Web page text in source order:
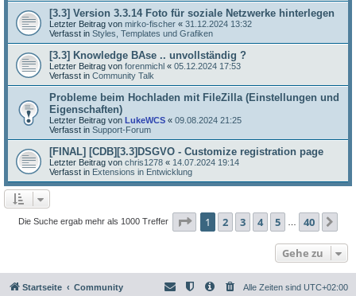
[3.3] Version 3.3.14 Foto für soziale Netzwerke hinterlegen
Letzter Beitrag von mirko-fischer « 31.12.2024 13:32
Verfasst in Styles, Templates und Grafiken
[3.3] Knowledge BAse .. unvollständig ?
Letzter Beitrag von forenmichl « 05.12.2024 17:53
Verfasst in Community Talk
Probleme beim Hochladen mit FileZilla (Einstellungen und
Eigenschaften)
Letzter Beitrag von LukeWCS « 09.08.2024 21:25
Verfasst in Support-Forum
[FINAL] [CDB][3.3]DSGVO - Customize registration page
Letzter Beitrag von chris1278 « 14.07.2024 19:14
Verfasst in Extensions in Entwicklung
Die Suche ergab mehr als 1000 Treffer Seite 1von 40
1 2 3 4 5 40
Gehe zu
Startseite Community Alle Zeiten sind UTC+02:00